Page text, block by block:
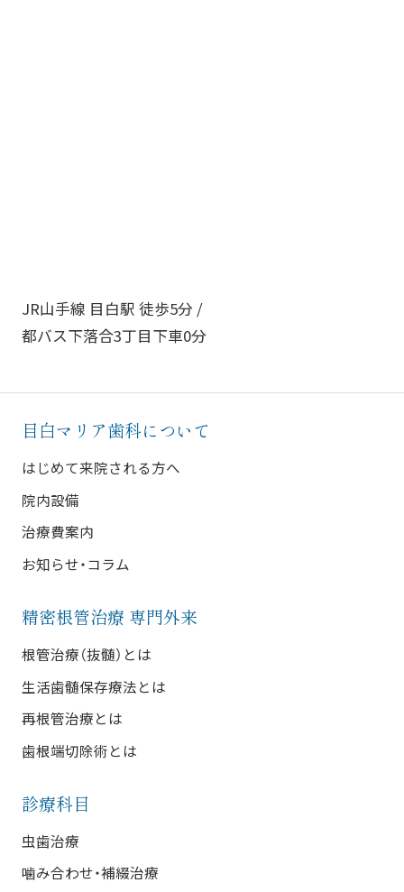
JR山手線 目白駅 徒歩5分 /
都バス下落合3丁目下車0分
目白マリア歯科について
はじめて来院される方へ
院内設備
治療費案内
お知らせ・コラム
精密根管治療 専門外来
根管治療（抜髄）とは
生活歯髄保存療法とは
再根管治療とは
歯根端切除術とは
診療科目
虫歯治療
噛み合わせ・補綴治療